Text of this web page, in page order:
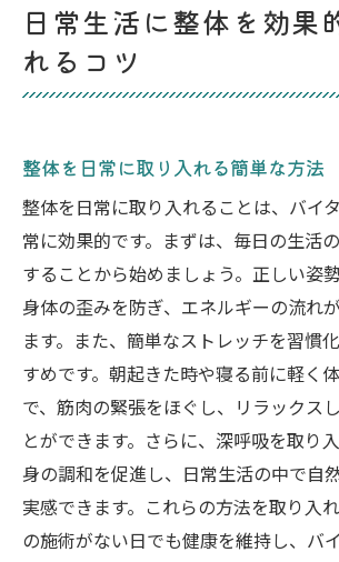
日常生活に整体を効果
れるコツ
整体を日常に取り入れる簡単な方法
整体を日常に取り入れることは、バイ
常に効果的です。まずは、毎日の生活
することから始めましょう。正しい姿
身体の歪みを防ぎ、エネルギーの流れ
ます。また、簡単なストレッチを習慣
すめです。朝起きた時や寝る前に軽く
で、筋肉の緊張をほぐし、リラックス
とができます。さらに、深呼吸を取り
身の調和を促進し、日常生活の中で自
実感できます。これらの方法を取り入
の施術がない日でも健康を維持し、バ